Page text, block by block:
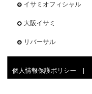
イサミオフィシャル
大阪イサミ
リバーサル
個人情報保護ポリシー